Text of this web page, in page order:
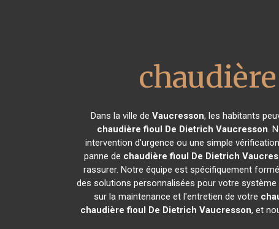
Dans la ville de Vaucresson, les habitants
chaudière fioul De Dietrich Vaucresson.
intervention d'urgence ou une simple
panne de chaudière fioul De Dietrich
rassurer. Notre équipe est spécifiquement
des solutions personnalisées pour votre
sur la maintenance et l'entretien de votre
chaudière fioul De Dietrich Vaucresson, et